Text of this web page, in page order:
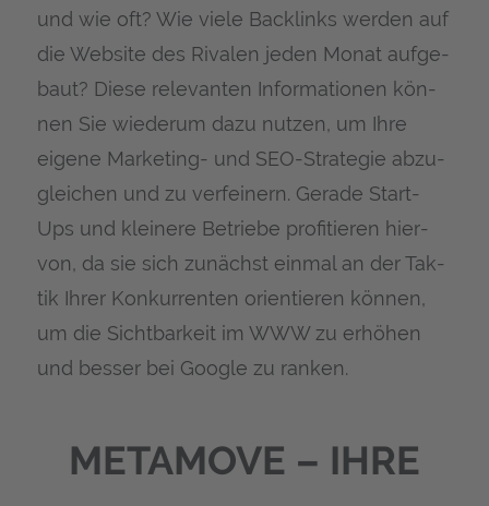
und wie oft? Wie vie­le Back­links wer­den auf
die Web­site des Riva­len jeden Monat auf­ge­
baut? Die­se rele­van­ten Infor­ma­tio­nen kön­
nen Sie wie­der­um dazu nut­zen, um Ihre
eige­ne Mar­ke­ting- und SEO-Stra­te­gie abzu­
glei­chen und zu ver­fei­nern. Gera­de Start-
Ups und klei­ne­re Betrie­be pro­fi­tie­ren hier­
von, da sie sich zunächst ein­mal an der Tak­
tik Ihrer Kon­kur­ren­ten ori­en­tie­ren kön­nen,
um die Sicht­bar­keit im WWW zu erhö­hen
und bes­ser bei Goog­le zu ranken.
META­MO­VE – IHRE